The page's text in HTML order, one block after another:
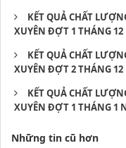
KẾT QUẢ CHẤT
XUYÊN ĐỢT 1 THÁNG 12
KẾT QUẢ CHẤT
XUYÊN ĐỢT 2 THÁNG 12
KẾT QUẢ CHẤT
XUYÊN ĐỢT 1 THÁNG 1
Những tin cũ hơn